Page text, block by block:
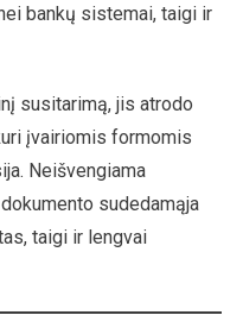
bankų sistemai, taigi ir
susitarimą, jis atrodo
įvairiomis formomis
Neišvengiama
sudedamąja
taigi ir lengvai